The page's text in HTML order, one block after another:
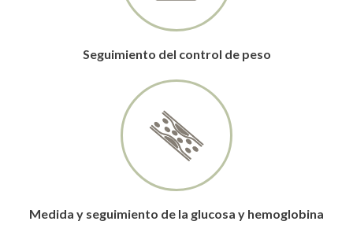
Seguimiento del control de peso
Medida y seguimiento de la glucosa y hemoglobina